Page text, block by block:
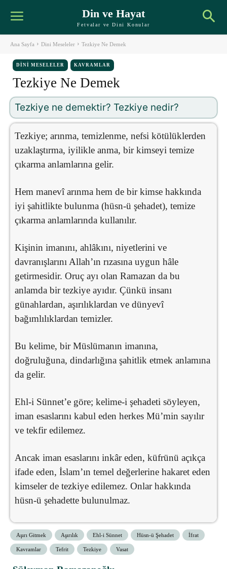
Din ve Hayat
Fetvalar ve Dini Konular
Ana Sayfa Dini Meseleler Tezkiye Ne Demek
DINI MESELELER KAVRAMLAR
Tezkiye Ne Demek
Tezkiye ne demektir? Tezkiye nedir?
Tezkiye; arınma, temizlenme, nefsi kötülüklerden
uzaklaştırma, iyilikle anma, bir kimseyi temize
çıkarma anlamlarına gelir.
Hem manevî arınma hem de bir kimse hakkında
iyi şahitlikte bulunma (hüsn-ü şehadet), temize
çıkarma anlamlarında kullanılır.
Kişinin imanını, ahlâkını, niyetlerini ve
davranışlarını Allah’ın rızasına uygun hâle
getirmesidir. Oruç ayı olan Ramazan da bu
anlamda bir tezkiye ayıdır. Çünkü insanı
günahlardan, aşırılıklardan ve dünyevî
bağımlılıklardan temizler.
Bu kelime, bir Müslümanın imanına,
doğruluğuna, dindarlığına şahitlik etmek anlamına
da gelir.
Ehl-i Sünnet’e göre; kelime-i şehadeti söyleyen,
iman esaslarını kabul eden herkes Mü’min sayılır
ve tekfir edilemez.
Ancak iman esaslarını inkâr eden, küfrünü açıkça
ifade eden, İslam’ın temel değerlerine hakaret eden
kimseler de tezkiye edilemez. Onlar hakkında
hüsn-ü şehadette bulunulmaz.
Aşırı Gitmek Aşırılık Ehl-i Sünnet Hüsn-ü Şehadet İfrat
Kavramlar Tefrit Tezkiye Vasat